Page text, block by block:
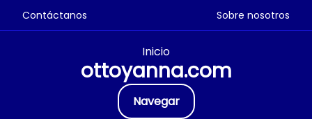
Contáctanos Sobre nosotros
Inicio
ottoyanna.com
Navegar